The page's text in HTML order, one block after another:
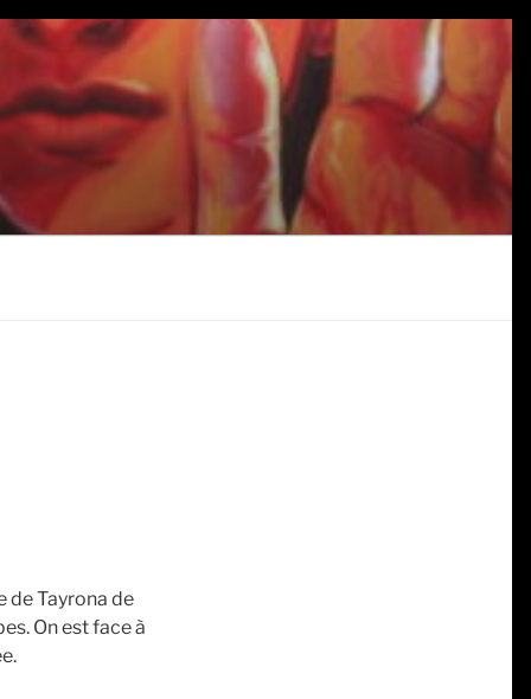
de Tayrona de
On est face à